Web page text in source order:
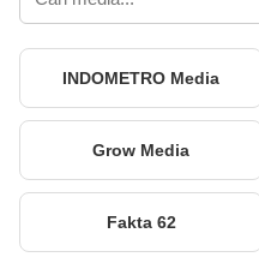
INDOMETRO Media
Grow Media
Fakta 62